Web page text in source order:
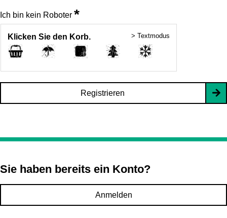
Ich bin kein Roboter *
Klicken Sie den Korb. > Textmodus
Registrieren
Sie haben bereits ein Konto?
Anmelden